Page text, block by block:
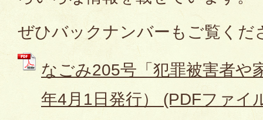
ぜひバックナンバーもご覧くだ
なごみ205号「犯罪被害者や
年4月1日発行） (PDFファイ